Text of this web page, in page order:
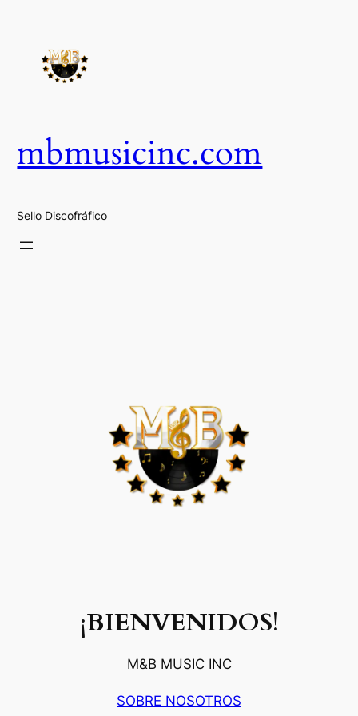
contenido
mbmusicinc.com
Sello Discofráfico
¡BIENVENIDOS!
M&B MUSIC INC
SOBRE NOSOTROS